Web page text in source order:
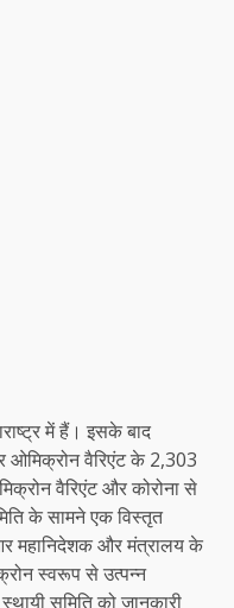
में हैं। इसके बाद
ओमिक्रोन वैरिएंट के 2,303
वैरिएंट और कोरोना से
के सामने एक विस्तृत
महानिदेशक और मंत्रालय के
स्वरूप से उत्पन्न
समिति को जानकारी